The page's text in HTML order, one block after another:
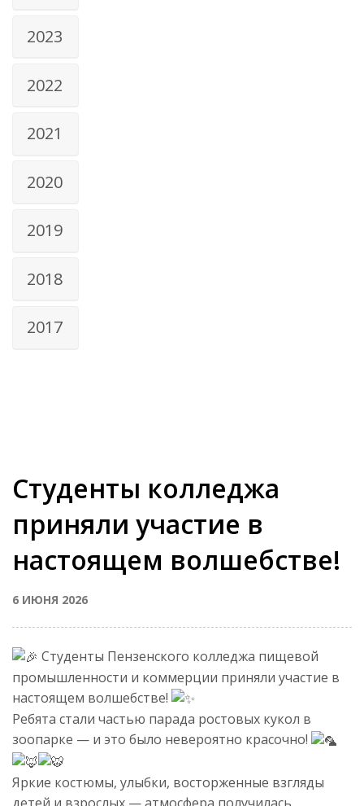
2023
2022
2021
2020
2019
2018
2017
Студенты колледжа
приняли участие в
настоящем волшебстве!
6 ИЮНЯ 2026
Студенты Пензенского колледжа пищевой
промышленности и коммерции приняли участие в
настоящем волшебстве!
Ребята стали частью парада ростовых кукол в
зоопарке — и это было невероятно красочно!
Яркие костюмы, улыбки, восторженные взгляды